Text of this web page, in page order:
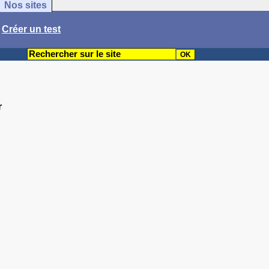
Nos sites
Créer un test